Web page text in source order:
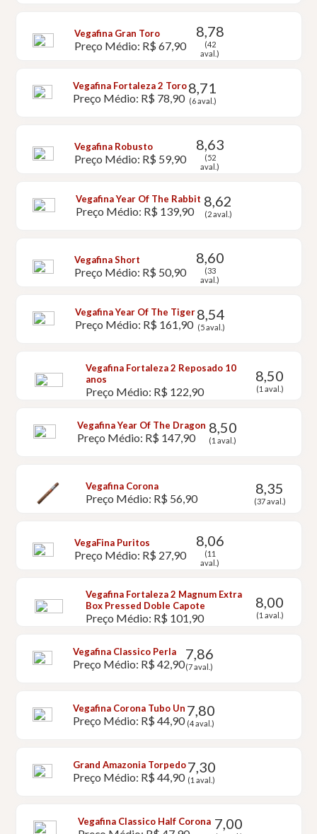
Vegafina Gran Toro
Preço Médio: R$ 67,90
8,78
(42
aval.)
Vegafina Fortaleza 2 Toro
Preço Médio: R$ 78,90
8,71
(6 aval.)
Vegafina Robusto
Preço Médio: R$ 59,90
8,63
(52
aval.)
Vegafina Year Of The Rabbit
Preço Médio: R$ 139,90
8,62
(2 aval.)
Vegafina Short
Preço Médio: R$ 50,90
8,60
(33
aval.)
Vegafina Year Of The Tiger
Preço Médio: R$ 161,90
8,54
(5 aval.)
Vegafina Fortaleza 2 Reposado 10
anos
Preço Médio: R$ 122,90
8,50
(1 aval.)
Vegafina Year Of The Dragon
Preço Médio: R$ 147,90
8,50
(1 aval.)
Vegafina Corona
Preço Médio: R$ 56,90
8,35
(37 aval.)
VegaFina Puritos
Preço Médio: R$ 27,90
8,06
(11
aval.)
Vegafina Fortaleza 2 Magnum Extra
Box Pressed Doble Capote
Preço Médio: R$ 101,90
8,00
(1 aval.)
Vegafina Classico Perla
Preço Médio: R$ 42,90
7,86
(7 aval.)
Vegafina Corona Tubo Un
Preço Médio: R$ 44,90
7,80
(4 aval.)
Grand Amazonia Torpedo
Preço Médio: R$ 44,90
7,30
(1 aval.)
Vegafina Classico Half Corona 7,00